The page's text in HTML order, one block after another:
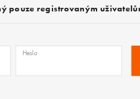
pouze registrovaným
Heslo